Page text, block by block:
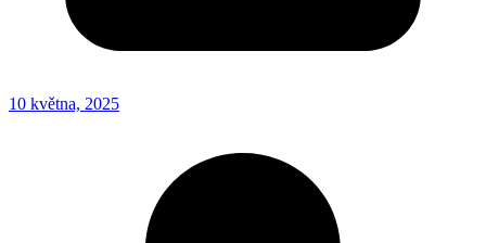
10 května, 2025